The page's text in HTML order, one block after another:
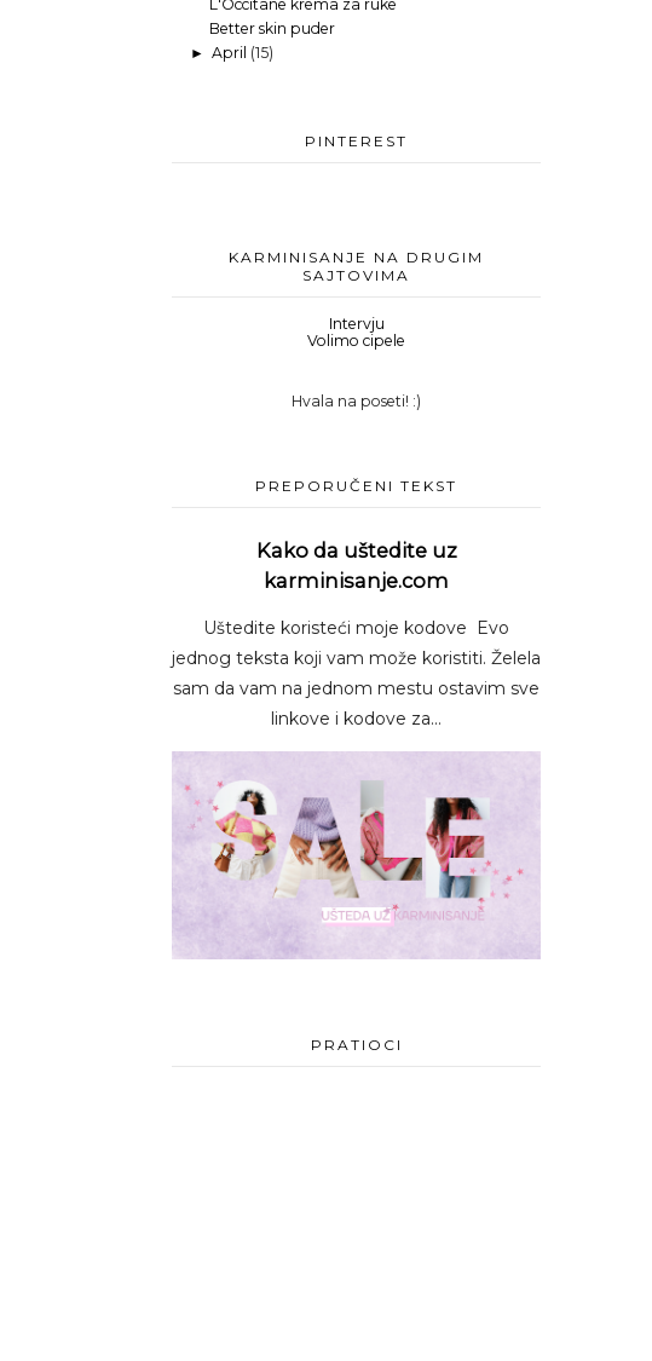
L'Occitane krema za ruke
Better skin puder
► April (15)
PINTEREST
KARMINISANJE NA DRUGIM
SAJTOVIMA
Intervju
Volimo cipele
Hvala na poseti! :)
PREPORUČENI TEKST
Kako da uštedite uz
karminisanje.com
Uštedite koristeći moje kodove Evo
jednog teksta koji vam može koristiti. Želela
sam da vam na jednom mestu ostavim sve
linkove i kodove za...
PRATIOCI